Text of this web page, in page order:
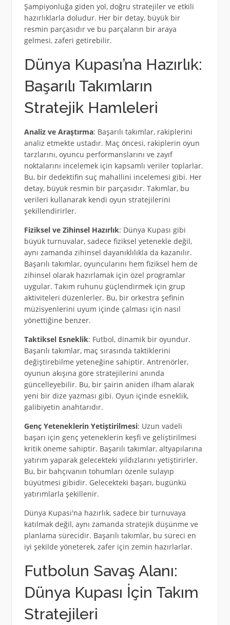
Şampiyonluğa giden yol, doğru stratejiler ve etkili
hazırlıklarla doludur. Her bir detay, büyük bir
resmin parçasıdır ve bu parçaların bir araya
gelmesi, zaferi getirebilir.
Dünya Kupası’na Hazırlık:
Başarılı Takımların
Stratejik Hamleleri
Analiz ve Araştırma: Başarılı takımlar, rakiplerini
analiz etmekte ustadır. Maç öncesi, rakiplerin oyun
tarzlarını, oyuncu performanslarını ve zayıf
noktalarını incelemek için kapsamlı veriler toplarlar.
Bu, bir dedektifin suç mahallini incelemesi gibi. Her
detay, büyük resmin bir parçasıdır. Takımlar, bu
verileri kullanarak kendi oyun stratejilerini
şekillendirirler.
Fiziksel ve Zihinsel Hazırlık: Dünya Kupası gibi
büyük turnuvalar, sadece fiziksel yetenekle değil,
aynı zamanda zihinsel dayanıklılıkla da kazanılır.
Başarılı takımlar, oyuncularını hem fiziksel hem de
zihinsel olarak hazırlamak için özel programlar
uygular. Takım ruhunu güçlendirmek için grup
aktiviteleri düzenlerler. Bu, bir orkestra şefinin
müzisyenlerini uyum içinde çalması için nasıl
yönettiğine benzer.
Taktiksel Esneklik: Futbol, dinamik bir oyundur.
Başarılı takımlar, maç sırasında taktiklerini
değiştirebilme yeteneğine sahiptir. Antrenörler,
oyunun akışına göre stratejilerini anında
güncelleyebilir. Bu, bir şairin aniden ilham alarak
yeni bir dize yazması gibi. Oyun içinde esneklik,
galibiyetin anahtarıdır.
Genç Yeteneklerin Yetiştirilmesi: Uzun vadeli
başarı için genç yeteneklerin keşfi ve geliştirilmesi
kritik öneme sahiptir. Başarılı takımlar, altyapılarına
yatırım yaparak gelecekteki yıldızlarını yetiştirirler.
Bu, bir bahçıvanın tohumları özenle sulayıp
büyütmesi gibidir. Gelecekteki başarı, bugünkü
yatırımlarla şekillenir.
Dünya Kupası'na hazırlık, sadece bir turnuvaya
katılmak değil, aynı zamanda stratejik düşünme ve
planlama sürecidir. Başarılı takımlar, bu süreci en
iyi şekilde yöneterek, zafer için zemin hazırlarlar.
Futbolun Savaş Alanı:
Dünya Kupası İçin Takım
Stratejileri